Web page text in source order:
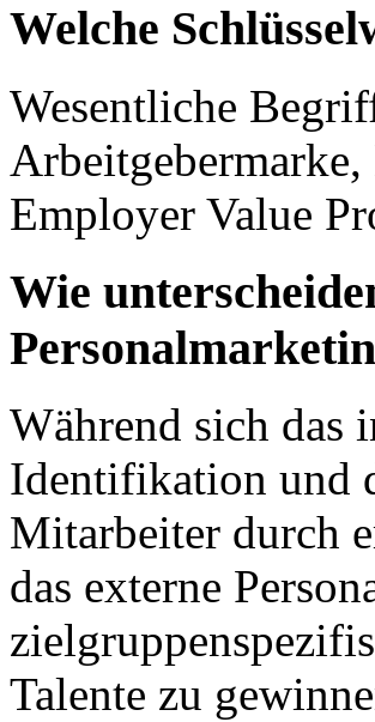
Welche
Wesentliche
Employer Value
Wie
Während sich das
Identifikation und
Mitarbeiter durch
das externe
Talente zu